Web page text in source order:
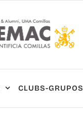
CLUBS-GRUPOS